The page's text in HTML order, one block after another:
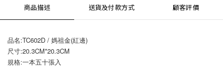
商品描述 送貨及付款方式 顧客評價
品名:TC602D / 媽祖金(紅邊)
尺寸:20.3CM*20.3CM
規格:一本五十張入